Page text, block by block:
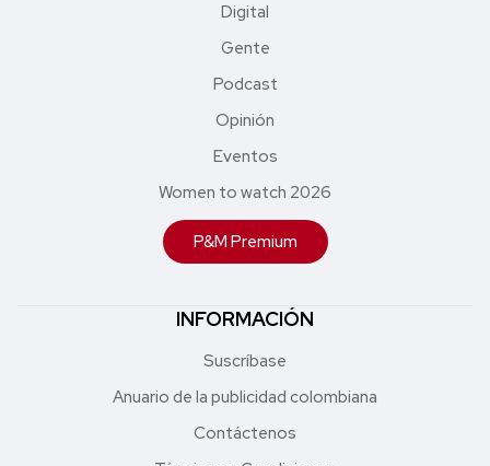
Digital
Gente
Podcast
Opinión
Eventos
Women to watch 2026
P&M Premium
INFORMACIÓN
Suscríbase
Anuario de la publicidad colombiana
Contáctenos